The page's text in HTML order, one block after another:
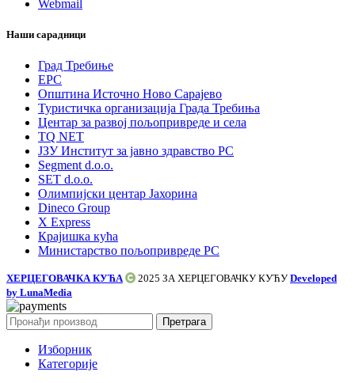
Webmail
Наши сарадници
Град Требиње
ЕРС
Општина Источно Ново Сарајево
Туристичка организација Града Требиња
Центар за развој пољопривреде и села
TQ NET
ЈЗУ Институт за јавно здравство РС
Segment d.o.o.
SET d.o.o.
Олимпијски центар Јахорина
Dineco Group
X Express
Крајишка кућа
Министарство пољопривреде РС
ХЕРЦЕГОВАЧКА КУЋА 2025 ЗАХЕРЦЕГОВАЧКУ КУЋУ Developed
by LunaMedia
Претрага
Изборник
Категорије